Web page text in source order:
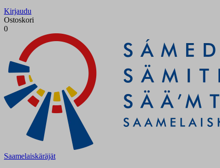
Kirjaudu
Ostoskori
0
Saamelaiskäräjät